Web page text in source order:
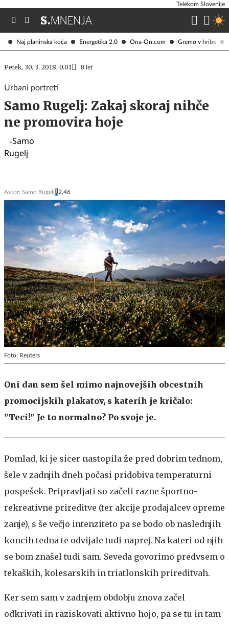
Naj planinska koča Energetika 2.0 Ona-On.com Gremo v hribe
Telekom Slovenije
Petek, 30. 3. 2018, 0.01 8 let
Urbani portreti
Samo Rugelj: Zakaj skoraj nihče
ne promovira hoje
Avtor: Samo Rugelj 2,46
Foto: Reuters
Oni dan sem šel mimo najnovejših obcestnih
promocijskih plakatov, s katerih je kričalo:
"Teci!" Je to normalno? Po svoje je.
Pomlad, ki je sicer nastopila že pred dobrim tednom,
šele v zadnjih dneh počasi pridobiva temperaturni
pospešek. Pripravljati so začeli razne športno-
rekreativne prireditve (ter akcije prodajalcev opreme
zanje), s še večjo intenziteto pa se bodo ob naslednjih
koncih tedna te odvijale tudi naprej. Na kateri od njih
se bom znašel tudi sam. Seveda govorimo predvsem o
tekaških, kolesarskih in triatlonskih prireditvah.
Ker sem sam v zadnjem obdobju znova začel
odkrivati in raziskovati aktivno hojo, pa se tu in tam